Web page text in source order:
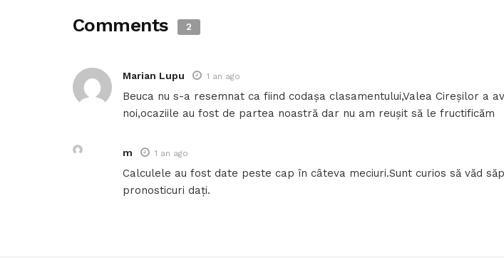
Comments 2
Marian Lupu 1 an ago
Beuca nu s-a resemnat ca fiind codașa clasamentului,Valea Cireșilor a
noi,ocaziile au fost de partea noastră dar nu am reușit să le fructificăm
m 1 an ago
Calculele au fost date peste cap în câteva meciuri.Sunt curios să văd
pronosticuri dați.